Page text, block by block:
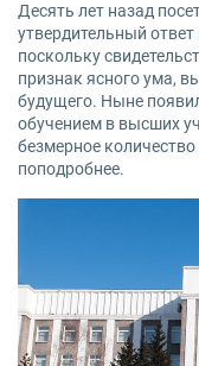
Десять лет назад
утвердительный
поскольку
признак ясного ума,
будущего. Ныне
обучением в высших
безмерное
поподробнее.